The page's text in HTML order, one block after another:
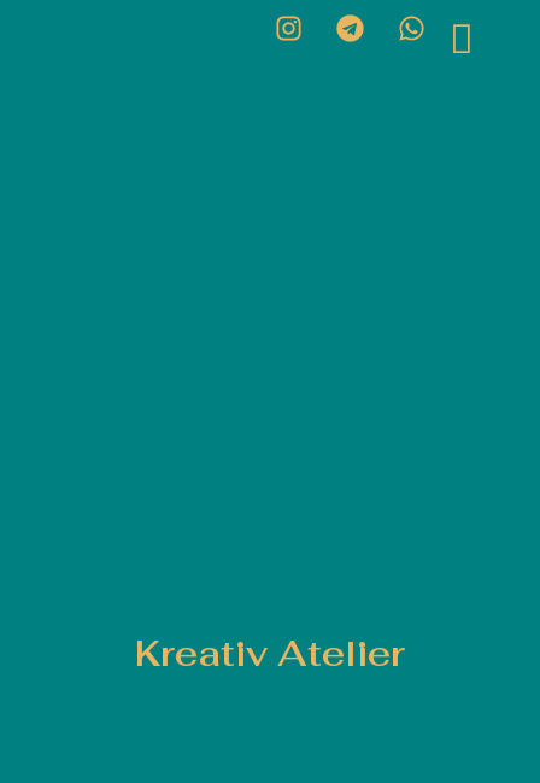
Kreativ Atelier